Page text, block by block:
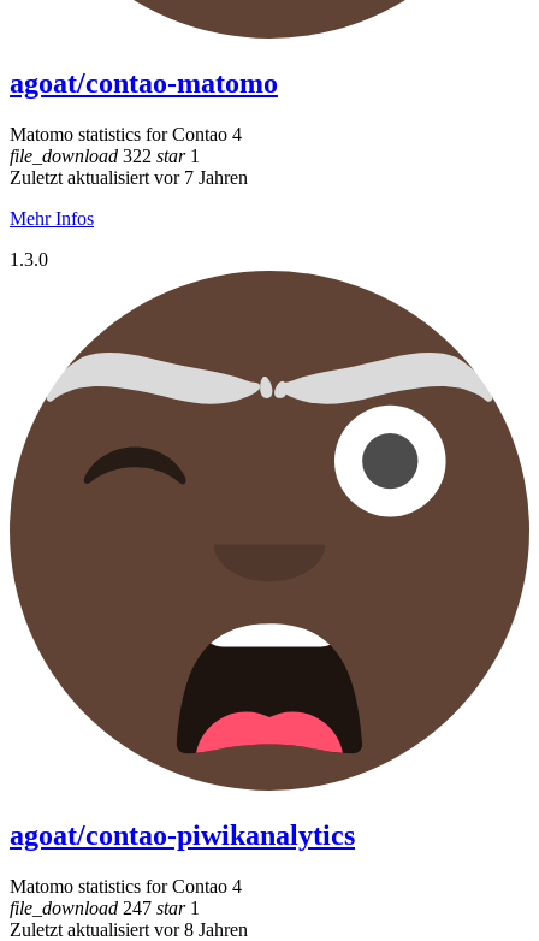
agoat/contao-matomo
Matomo statistics for Contao 4
file_download 322 star1
Zuletzt aktualisiert vor 7 Jahren
Mehr Infos
1.3.0
agoat/contao-piwikanalytics
Matomo statistics for Contao 4
file_download 247 star1
Zuletzt aktualisiert vor 8 Jahren